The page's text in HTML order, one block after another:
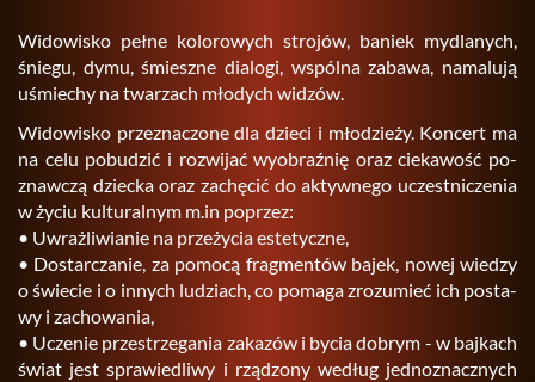
Wi­do­wi­sko pełne ko­lo­ro­wych stro­jów, ba­niek my­dla­nych,
śnie­gu, dymu, śmiesz­ne dia­lo­gi, wspól­na za­ba­wa, na­ma­lu­ją
uśmie­chy na twa­rzach mło­dych wi­dzów.
Wi­do­wi­sko prze­zna­czo­ne dla dzie­ci i mło­dzie­ży. Kon­cert ma
na celu po­bu­dzić i roz­wi­jać wy­obraź­nię oraz cie­ka­wość po­
znaw­czą dziec­ka oraz za­chę­cić do ak­tyw­ne­go uczest­ni­cze­nia
w życiu kul­tu­ral­nym m.​in po­przez:
• Uwraż­li­wia­nie na prze­ży­cia es­te­tycz­ne,
• Do­star­cza­nie, za po­mo­cą frag­men­tów bajek, nowej wie­dzy
o świe­cie i o in­nych lu­dziach, co po­ma­ga zro­zu­mieć ich po­sta­
wy i za­cho­wa­nia,
• Ucze­nie prze­strze­ga­nia za­ka­zów i bycia do­brym - w baj­kach
świat jest spra­wie­dli­wy i rzą­dzo­ny we­dług jed­no­znacz­nych